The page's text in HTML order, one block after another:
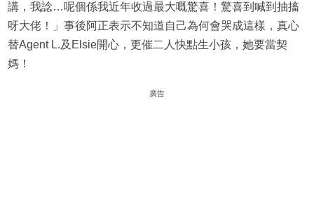
講，我諗…呢個係我近年收過最大嘅驚喜！驚喜到喊到抽搐
呀大佬！」事後阿正表示不知道自己為何會哭成這樣，真心
替Agent L.及Elsie開心，更催二人快點生小孩，她要當契
媽！
廣告